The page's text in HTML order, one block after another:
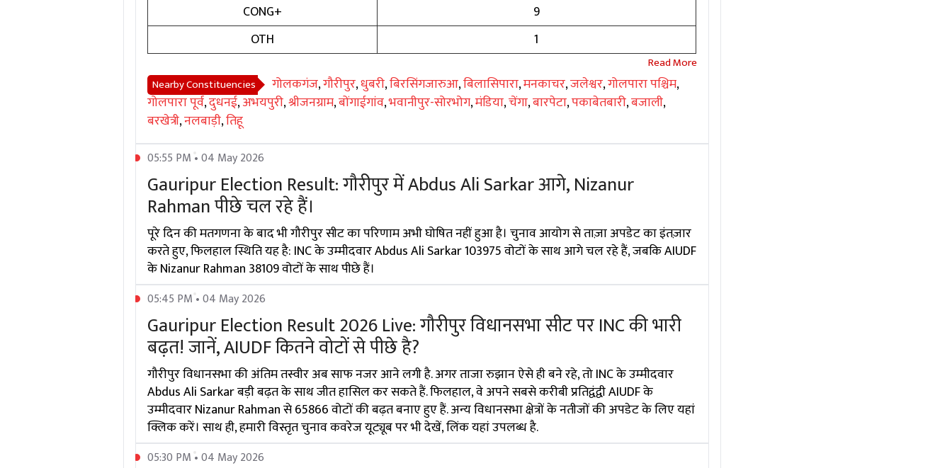
CONG+
9
OTH
1
Nearby Constituencies गोलकगंज,गौरीपुर,धुबरी,बिरसिंगजारुआ,बिलासिपारा,मनकाचर,जलेश्वर,गोलपारा पश्चिम,
गोलपारा पूर्व,दुधनई,अभयपुरी,श्रीजनग्राम,बोंगाईगांव,भवानीपुर-सोरभोग,मंडिया,चेंगा,बारपेटा,पकाबेतबारी,बजाली,
बरखेत्री,नलबाड़ी,तिहू
05:55 PM • 04 May 2026
Gauripur Election Result: गौरीपुर में Abdus Ali Sarkar आगे, Nizanur
Rahman पीछे चल रहे हैं।
पूरे दिन की मतगणना के बाद भी गौरीपुर सीट का परिणाम अभी घोषित नहीं हुआ है। चुनाव आयोग से ताज़ा अपडेट का इंतज़ार
करते हुए, फिलहाल स्थिति यह है: INC के उम्मीदवार Abdus Ali Sarkar 103975 वोटों के साथ आगे चल रहे हैं, जबकि AIUDF
के Nizanur Rahman 38109 वोटों के साथ पीछे हैं।
05:45 PM • 04 May 2026
Gauripur Election Result 2026 Live: गौरीपुर विधानसभा सीट पर INC की भारी
बढ़त! जानें, AIUDF कितने वोटों से पीछे है?
गौरीपुर विधानसभा की अंतिम तस्वीर अब साफ नजर आने लगी है. अगर ताजा रुझान ऐसे ही बने रहे, तो INC के उम्मीदवार
Abdus Ali Sarkar बड़ी बढ़त के साथ जीत हासिल कर सकते हैं. फिलहाल, वे अपने सबसे करीबी प्रतिद्वंद्वी AIUDF के
उम्मीदवार Nizanur Rahman से 65866 वोटों की बढ़त बनाए हुए हैं. अन्य विधानसभा क्षेत्रों के नतीजों की अपडेट के लिए यहां
क्लिक करें। साथ ही, हमारी विस्तृत चुनाव कवरेज यूट्यूब पर भी देखें, लिंक यहां उपलब्ध है.
05:30 PM • 04 May 2026